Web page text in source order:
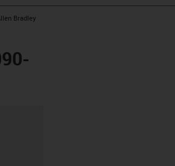
Bradley